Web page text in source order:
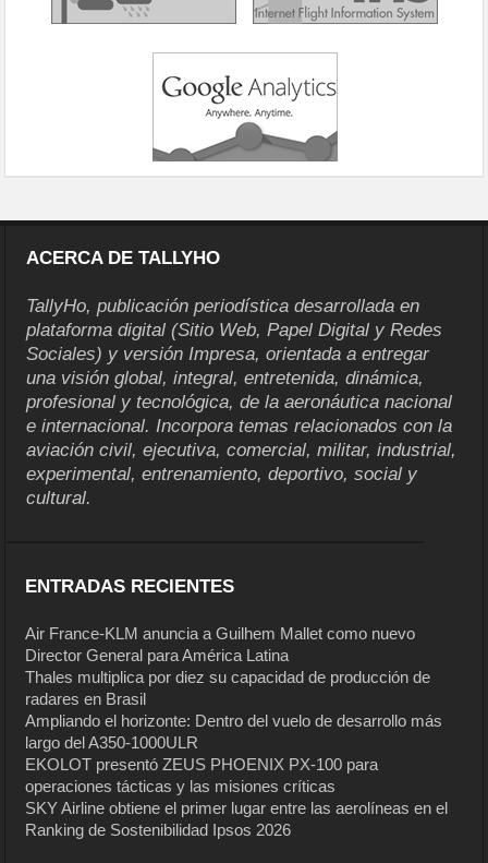
ACERCA DE TALLYHO
TallyHo, publicación periodística desarrollada en
plataforma digital (Sitio Web, Papel Digital y Redes
Sociales) y versión Impresa, orientada a entregar
una visión global, integral, entretenida, dinámica,
profesional y tecnológica, de la aeronáutica nacional
e internacional. Incorpora temas relacionados con la
aviación civil, ejecutiva, comercial, militar, industrial,
experimental, entrenamiento, deportivo, social y
cultural.
ENTRADAS RECIENTES
Air France-KLM anuncia a Guilhem Mallet como nuevo
Director General para América Latina
Thales multiplica por diez su capacidad de producción de
radares en Brasil
Ampliando el horizonte: Dentro del vuelo de desarrollo más
largo del A350-1000ULR
EKOLOT presentó ZEUS PHOENIX PX-100 para
operaciones tácticas y las misiones críticas
SKY Airline obtiene el primer lugar entre las aerolíneas en el
Ranking de Sostenibilidad Ipsos 2026